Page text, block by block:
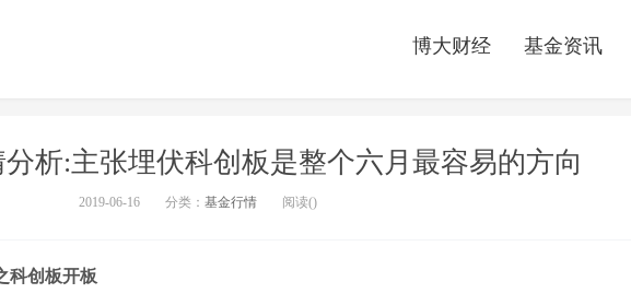
博大财经 基金资讯
析:主张埋伏科创板是整个六月最容易的方向
2019-06-16 分类： 基金行情 阅读()
科创板开板